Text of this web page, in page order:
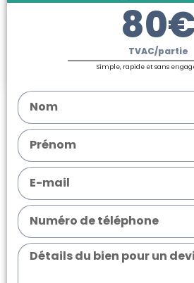
TVAC/partie
Simple, rapide et sans